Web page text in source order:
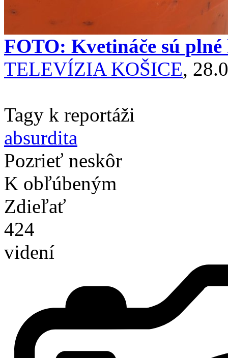
FOTO: Kvetináče sú
TELEVÍZIA KOŠICE,
Tagy k reportáži
absurdita
Pozrieť neskôr
K obľúbeným
Zdieľať
424
videní